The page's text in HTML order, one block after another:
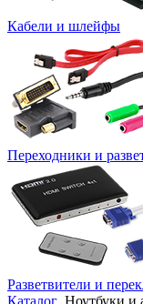
Кабели и шлейфы
Переходники и
Разветвители и
Каталог Ноутбуки и